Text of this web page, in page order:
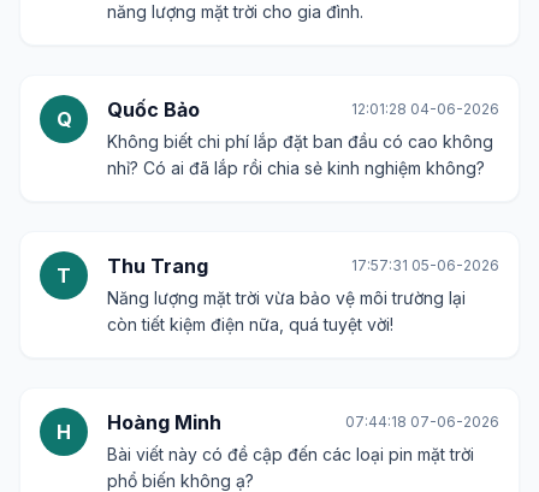
năng lượng mặt trời cho gia đình.
Q Quốc Bảo 12:01:28 04-06-2026
Không biết chi phí lắp đặt ban đầu có cao không
nhỉ? Có ai đã lắp rồi chia sẻ kinh nghiệm không?
T Thu Trang 17:57:31 05-06-2026
Năng lượng mặt trời vừa bảo vệ môi trường lại
còn tiết kiệm điện nữa, quá tuyệt vời!
H Hoàng Minh 07:44:18 07-06-2026
Bài viết này có đề cập đến các loại pin mặt trời
phổ biến không ạ?